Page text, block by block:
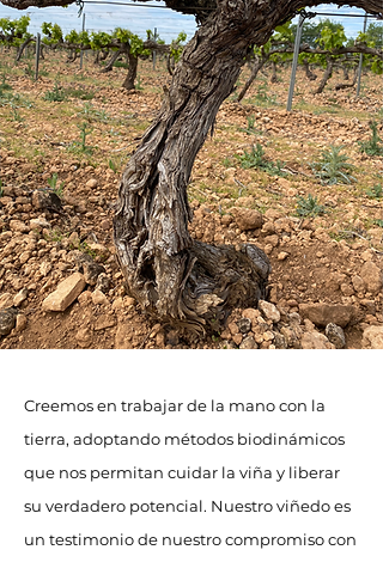
Creemos en trabajar de la mano con la
tierra, adoptando métodos biodinámicos
que nos permitan cuidar la viña y liberar
su verdadero potencial. Nuestro viñedo es
un testimonio de nuestro compromiso con